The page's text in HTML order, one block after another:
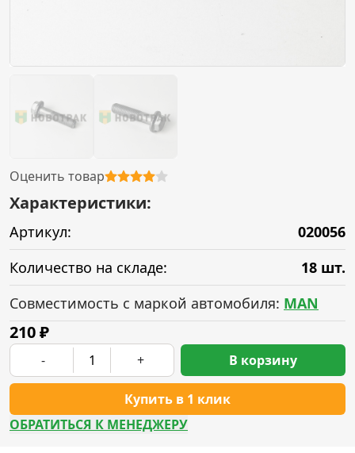
Оценить товар
Характеристики:
Артикул:
020056
Количество на складе:
18 шт.
Совместимость с маркой автомобиля: MAN
210₽
- +
Купить в 1 клик
В корзину
ОБРАТИТЬСЯ К МЕНЕДЖЕРУ